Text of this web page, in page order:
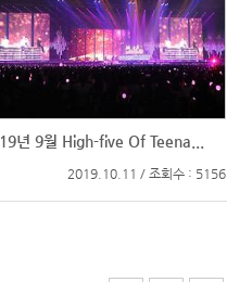
년 9월 High-five Of Teena...
2019.10.11 / 조회수 : 5156